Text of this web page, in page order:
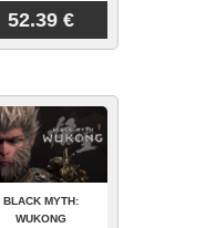
52.39 €
BLACK MYTH:
WUKONG